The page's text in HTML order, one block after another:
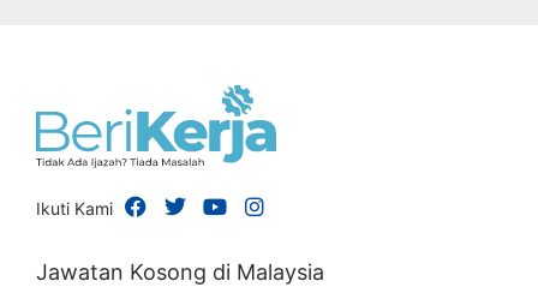
Ikuti Kami
Jawatan Kosong di Malaysia